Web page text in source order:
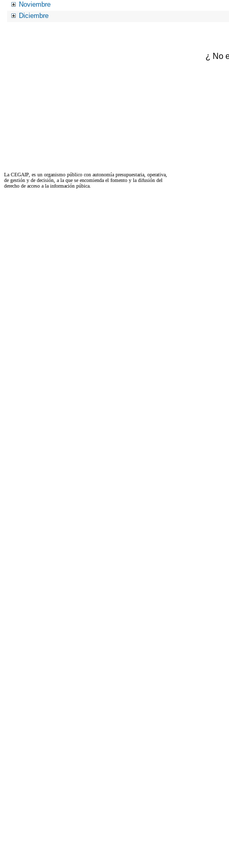
Noviembre
Diciembre
¿ No
La CEGAIP, es un organismo público con autonomía presupuestaria, operativa,
de gestión y de decisión, a la que se encomienda el fomento y la difusión del
derecho de acceso a la información púbica.